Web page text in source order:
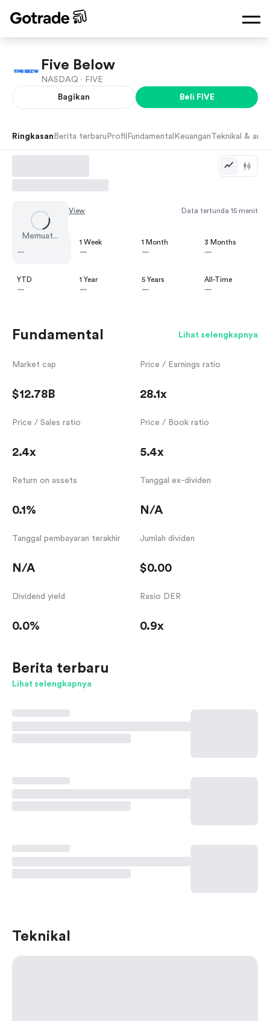
Five Below
NASDAQ · FIVE
Bagikan Beli FIVE
Ringkasan Berita terbaru Profil Fundamental Keuangan Teknikal &
Memuat...
Chart by TradingView Data tertunda 15 menit
—
1 Week
—
1 Month
—
3 Months
—
YTD
—
1 Year
—
5 Years
—
All-Time
—
Fundamental Lihat selengkapnya
Market cap
$12.78B
Price / Earnings ratio
28.1x
Price / Sales ratio
2.4x
Price / Book ratio
5.4x
Return on assets
0.1%
Tanggal ex-dividen
N/A
Tanggal pembayaran terakhir
N/A
Jumlah dividen
$0.00
Dividend yield
0.0%
Rasio DER
0.9x
Berita terbaru
Lihat selengkapnya
Teknikal